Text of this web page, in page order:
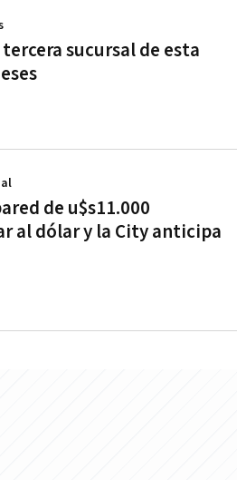
sucursal de esta
de u$s11.000
al dólar y la City anticipa